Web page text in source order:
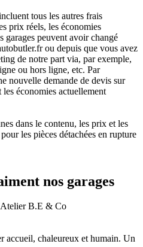
tous les autres frais
prix réels, les économies
garages peuvent avoir changé
ou depuis que vous avez
de notre part via, par exemple,
ou hors ligne, etc. Par
nouvelle demande de devis sur
économies actuellement
dans le contenu, les prix et les
les pièces détachées en rupture
nos garages
B.E & Co
accueil, chaleureux et humain. Un